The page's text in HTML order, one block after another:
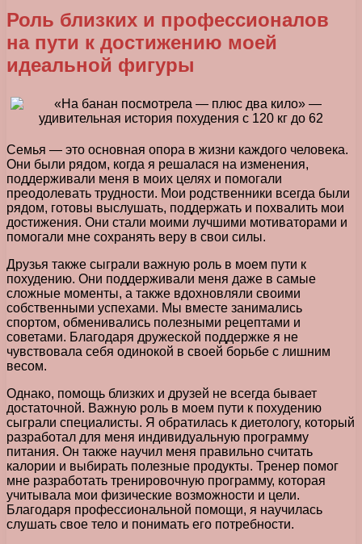
Роль близких и профессионалов
на пути к достижению моей
идеальной фигуры
Семья — это основная опора в жизни каждого человека.
Они были рядом, когда я решалася на изменения,
поддерживали меня в моих целях и помогали
преодолевать трудности. Мои родственники всегда были
рядом, готовы выслушать, поддержать и похвалить мои
достижения. Они стали моими лучшими мотиваторами и
помогали мне сохранять веру в свои силы.
Друзья также сыграли важную роль в моем пути к
похудению. Они поддерживали меня даже в самые
сложные моменты, а также вдохновляли своими
собственными успехами. Мы вместе занимались
спортом, обменивались полезными рецептами и
советами. Благодаря дружеской поддержке я не
чувствовала себя одинокой в своей борьбе с лишним
весом.
Однако, помощь близких и друзей не всегда бывает
достаточной. Важную роль в моем пути к похудению
сыграли специалисты. Я обратилась к диетологу, который
разработал для меня индивидуальную программу
питания. Он также научил меня правильно считать
калории и выбирать полезные продукты. Тренер помог
мне разработать тренировочную программу, которая
учитывала мои физические возможности и цели.
Благодаря профессиональной помощи, я научилась
слушать свое тело и понимать его потребности.